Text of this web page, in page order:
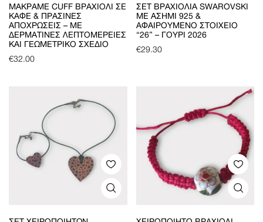
ΜΑΚΡΑΜΈ CUFF ΒΡΑΧΙΌΛΙ ΣΕ
ΚΑΦΈ & ΠΡΆΣΙΝΕΣ
ΑΠΟΧΡΏΣΕΙΣ – ΜΕ
ΔΕΡΜΆΤΙΝΕΣ ΛΕΠΤΟΜΈΡΕΙΕΣ
ΚΑΙ ΓΕΩΜΕΤΡΙΚΌ ΣΧΈΔΙΟ
€32.00
ΣΕΤ ΒΡΑΧΙΌΛΙΑ SWAROVSKI
ΜΕ ΑΣΉΜΙ 925 &
ΑΦΑΙΡΟΎΜΕΝΟ ΣΤΟΙΧΕΊΟ
“26” – ΓΟΎΡΙ 2026
€29.30